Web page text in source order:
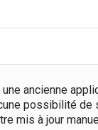
ancienne
possibilité de
mis à jour